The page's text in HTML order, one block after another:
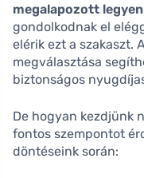
megalapozott
gondolkodnak el
elérik ezt a szakaszt.
megválasztása
biztonságos
De hogyan kezdjünk
fontos szempontot
döntéseink során: